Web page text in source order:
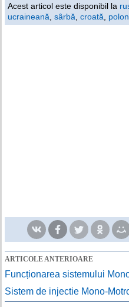
Acest articol este disponibil la
ucraineană sârbă croată
ARTICOLE ANTERIOARE
Funcționarea sistemului
Sistem de injectie Mono-